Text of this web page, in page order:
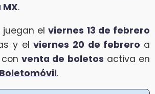
MX.
juegan elviernes 13 de febrero
y elviernes 20 de febrero a
con venta de boletos activa en
Boletomóvil.